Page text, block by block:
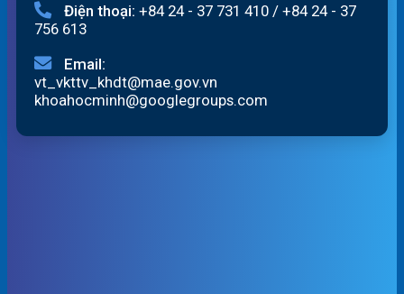
Điện thoại: +84 24 - 37 731 410 / +84 24 - 37
756 613
Email:
vt_vkttv_khdt@mae.gov.vn
khoahocminh@googlegroups.com